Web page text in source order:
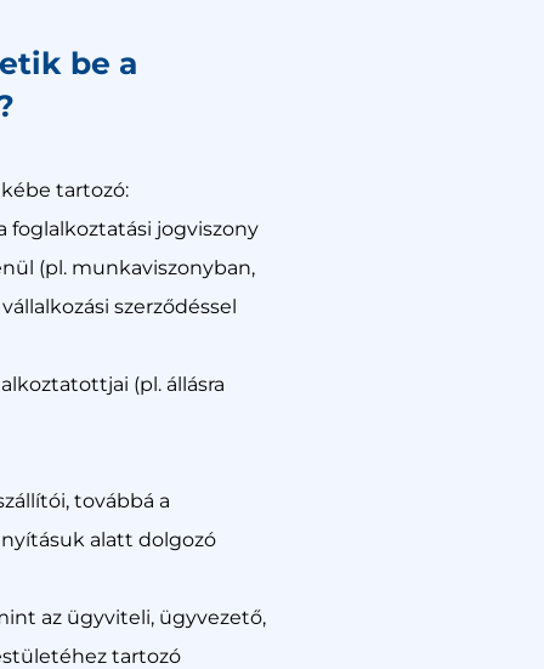
be a
tartozó:
foglalkoztatási jogviszony
(pl. munkaviszonyban,
szerződéssel
(pl. állásra
továbbá a
alatt dolgozó
az ügyviteli, ügyvezető,
tartozó